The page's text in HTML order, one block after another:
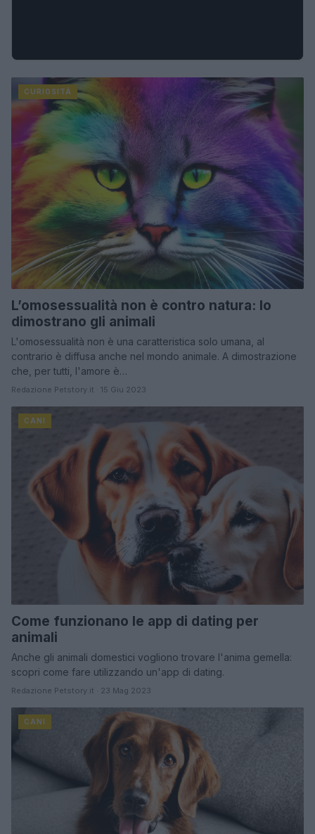
CURIOSITÀ
L’omosessualità non è contro natura: lo
dimostrano gli animali
L'omosessualità non è una caratteristica solo umana, al
contrario è diffusa anche nel mondo animale. A dimostrazione
che, per tutti, l'amore è…
Redazione Petstory.it · 15 Giu 2023
CANI
Come funzionano le app di dating per
animali
Anche gli animali domestici vogliono trovare l'anima gemella:
scopri come fare utilizzando un'app di dating.
Redazione Petstory.it · 23 Mag 2023
CANI